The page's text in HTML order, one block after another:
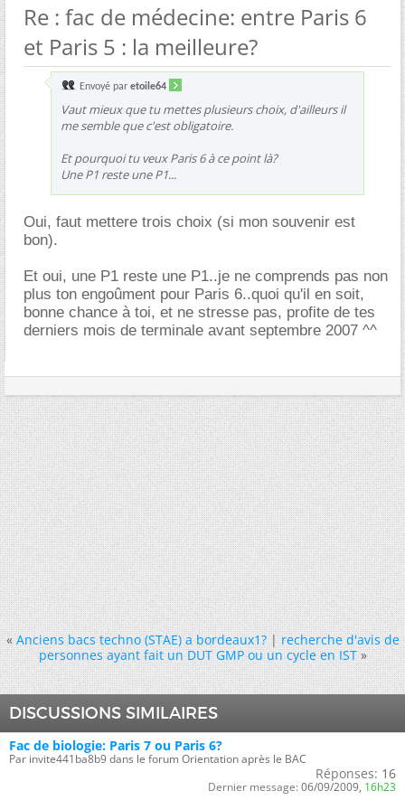
Re : fac de médecine: entre Paris 6
et Paris 5 : la meilleure?
Envoyé par etoile64
Vaut mieux que tu mettes plusieurs choix, d'ailleurs il
me semble que c'est obligatoire.
Et pourquoi tu veux Paris 6 à ce point là?
Une P1 reste une P1...
Oui, faut mettere trois choix (si mon souvenir est
bon).
Et oui, une P1 reste une P1..je ne comprends pas non
plus ton engoûment pour Paris 6..quoi qu'il en soit,
bonne chance à toi, et ne stresse pas, profite de tes
derniers mois de terminale avant septembre 2007 ^^
« Anciens bacs techno (STAE) a bordeaux1?|recherche d'avis de
personnes ayant fait un DUT GMP ou un cycle en IST »
DISCUSSIONS SIMILAIRES
Fac de biologie: Paris 7 ou Paris 6?
Par invite441ba8b9 dans le forum Orientation après le BAC
Réponses: 16
Dernier message: 06/09/2009, 16h23